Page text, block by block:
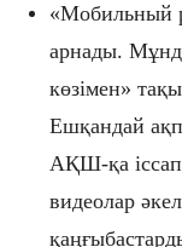
«Мобильный
арнады.
көзімен»
Ешқандай
АҚШ-қа
видеолар